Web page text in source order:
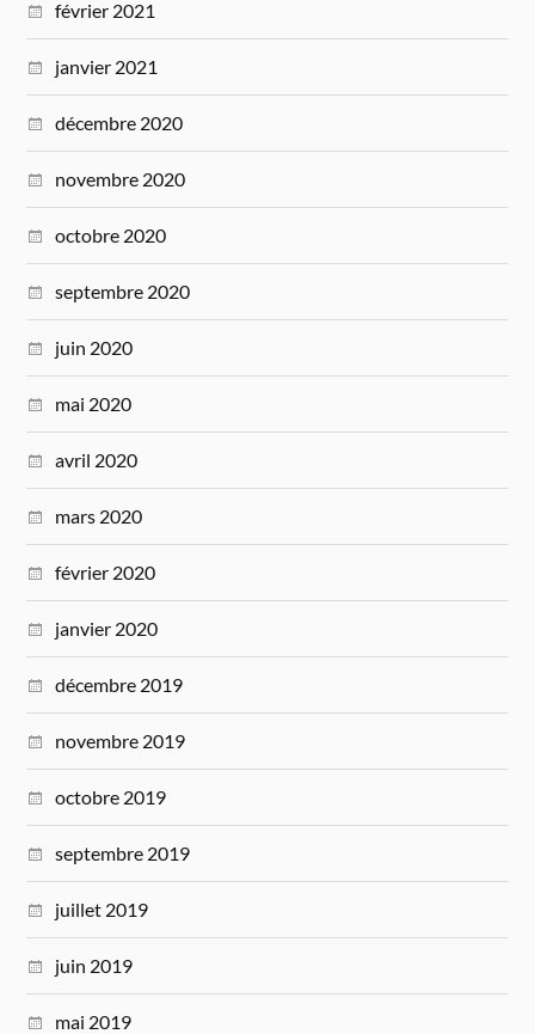
février 2021
janvier 2021
décembre 2020
novembre 2020
octobre 2020
septembre 2020
juin 2020
mai 2020
avril 2020
mars 2020
février 2020
janvier 2020
décembre 2019
novembre 2019
octobre 2019
septembre 2019
juillet 2019
juin 2019
mai 2019